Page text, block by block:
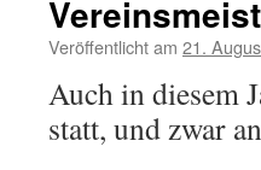
Veröffentlicht am 21.
Auch in diesem
statt, und zwar